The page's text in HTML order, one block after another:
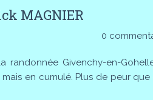
MAGNIER
0
randonnée Givenchy-en-
en cumulé. Plus de peur